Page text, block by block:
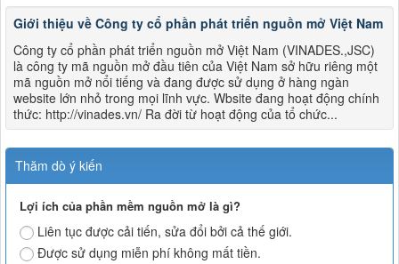
Giới thiệu về Công ty cổ phần phát triển nguồn mở Việt Nam
Công ty cổ phần phát triển nguồn mở Việt Nam (VINADES.,JSC)
là công ty mã nguồn mở đầu tiên của Việt Nam sở hữu riêng một
mã nguồn mở nổi tiếng và đang được sử dụng ở hàng ngàn
website lớn nhỏ trong mọi lĩnh vực. Wbsite đang hoạt động chính
thức: http://vinades.vn/ Ra đời từ hoạt động của tổ chức...
Thăm dò ý kiến
Lợi ích của phần mềm nguồn mở là gì?
Liên tục được cải tiến, sửa đổi bởi cả thế giới.
Được sử dụng miễn phí không mất tiền.